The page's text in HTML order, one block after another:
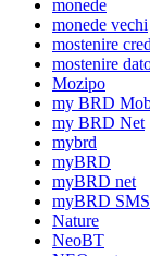
monede
monede vechi
mostenire
mostenire
Mozipo
my BRD
my BRD Net
mybrd
myBRD
myBRD net
myBRD SMS
Nature
NeoBT